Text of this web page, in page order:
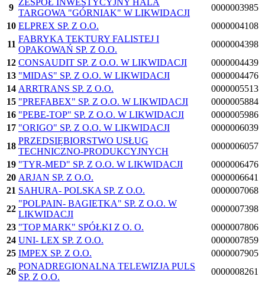
9
ZESPÓŁ INWESTYCYJNY HALA
TARGOWA "GÓRNIAK" W LIKWIDACJI
0000003985
10 ELPREX SP. Z O.O.
0000004108
11
FABRYKA TEKTURY FALISTEJ I
OPAKOWAŃ SP. Z O.O.
0000004398
12 CONSAUDIT SP. Z O.O. W LIKWIDACJI
0000004439
13 "MIDAS" SP. Z O.O. W LIKWIDACJI
0000004476
14 ARRTRANS SP. Z O.O.
0000005513
15 "PREFABEX" SP. Z O.O. W LIKWIDACJI
0000005884
16 "PEBE-TOP" SP. Z O.O. W LIKWIDACJI
0000005986
17 "ORIGO" SP. Z O.O. W LIKWIDACJI
0000006039
18
PRZEDSIĘBIORSTWO USŁUG
TECHNICZNO-PRODUKCYJNYCH
0000006057
19 "TYR-MED" SP. Z O.O. W LIKWIDACJI
0000006476
20 ARJAN SP. Z O.O.
0000006641
21 SAHURA- POLSKA SP. Z O.O.
0000007068
22
"POLPAIN- BAGIETKA" SP. Z O.O. W
LIKWIDACJI
0000007398
23 "TOP MARK" SPÓŁKI Z O. O.
0000007806
24 UNI- LEX SP. Z O.O.
0000007859
25 IMPEX SP. Z O.O.
0000007905
26
PONADREGIONALNA TELEWIZJA PULS
SP. Z O.O.
0000008261